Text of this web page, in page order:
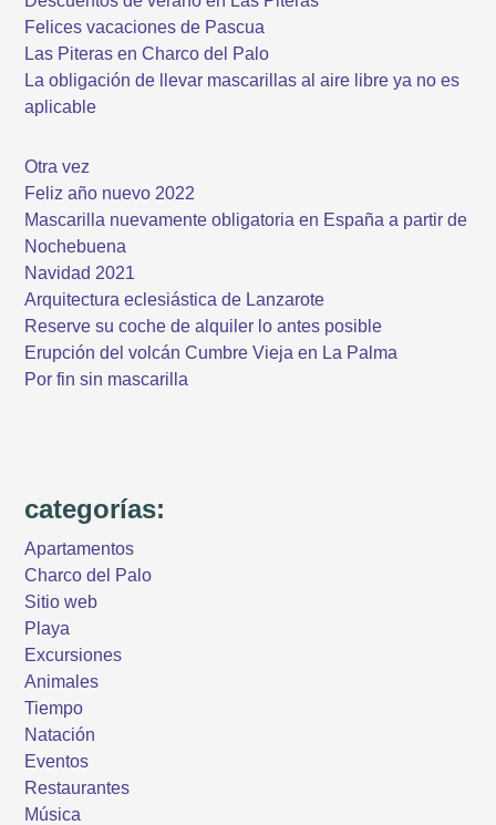
Felices vacaciones de Pascua
Las Piteras en Charco del Palo
La obligación de llevar mascarillas al aire libre ya no es
aplicable
Otra vez
Feliz año nuevo 2022
Mascarilla nuevamente obligatoria en España a partir de
Nochebuena
Navidad 2021
Arquitectura eclesiástica de Lanzarote
Reserve su coche de alquiler lo antes posible
Erupción del volcán Cumbre Vieja en La Palma
Por fin sin mascarilla
categorías:
Apartamentos
Charco del Palo
Sitio web
Playa
Excursiones
Animales
Tiempo
Natación
Eventos
Restaurantes
Música